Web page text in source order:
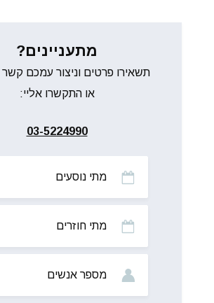
מתעניינים?
תשאירו פרטים וניצור עמכם
או התקשרו אליי:
03-5224990
אנשים